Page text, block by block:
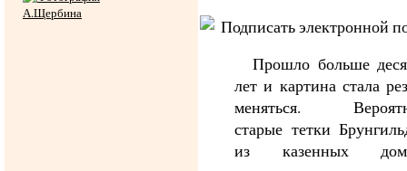
Прошло больше
лет и картина стала
меняться.
старые тетки
из казенных